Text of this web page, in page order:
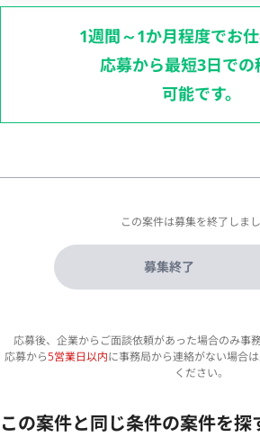
1週間～1か月程度でお仕
応募から最短3日での
可能です。
この案件は募集を終了しまし
募集終了
応募後、企業からご面談依頼があった場合のみ事
応募から5営業日以内に事務局から連絡がない場合
ください。
この案件と同じ条件の案件を探